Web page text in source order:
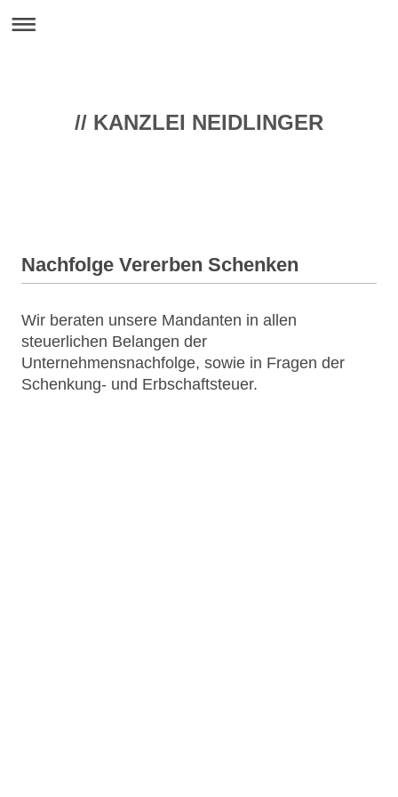
// KANZLEI NEIDLINGER
Nachfolge Vererben Schenken
Wir beraten unsere Mandanten in allen
steuerlichen Belangen der
Unternehmensnachfolge, sowie in Fragen der
Schenkung- und Erbschaftsteuer.